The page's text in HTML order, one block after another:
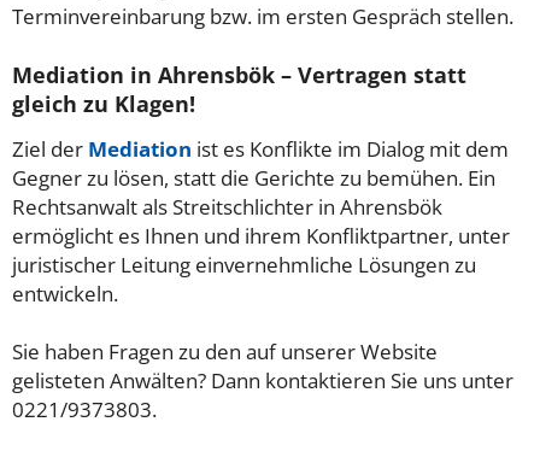
Terminvereinbarung bzw. im ersten Gespräch stellen.
Mediation in Ahrensbök – Vertragen statt
gleich zu Klagen!
Ziel der Mediation ist es Konflikte im Dialog mit dem
Gegner zu lösen, statt die Gerichte zu bemühen. Ein
Rechtsanwalt als Streitschlichter in Ahrensbök
ermöglicht es Ihnen und ihrem Konfliktpartner, unter
juristischer Leitung einvernehmliche Lösungen zu
entwickeln.
Sie haben Fragen zu den auf unserer Website
gelisteten Anwälten? Dann kontaktieren Sie uns unter
0221/9373803.